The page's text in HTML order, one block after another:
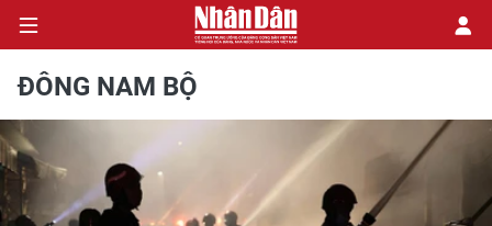
CHÍNH TRỊ
KINH TẾ
ĐÔNG NAM BỘ